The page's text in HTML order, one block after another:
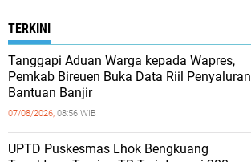
TERKINI
Tanggapi Aduan Warga kepada Wapres,
Pemkab Bireuen Buka Data Riil Penyaluran
Bantuan Banjir
07/08/2026, 08:56 WIB
UPTD Puskesmas Lhok Bengkuang